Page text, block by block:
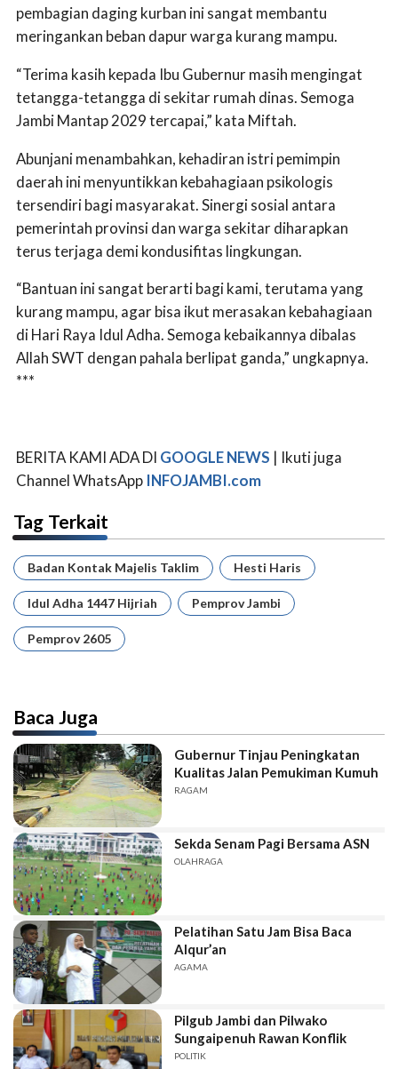
pembagian daging kurban ini sangat membantu
meringankan beban dapur warga kurang mampu.
“Terima kasih kepada Ibu Gubernur masih mengingat
tetangga-tetangga di sekitar rumah dinas. Semoga
Jambi Mantap 2029 tercapai,” kata Miftah.
Abunjani menambahkan, kehadiran istri pemimpin
daerah ini menyuntikkan kebahagiaan psikologis
tersendiri bagi masyarakat. Sinergi sosial antara
pemerintah provinsi dan warga sekitar diharapkan
terus terjaga demi kondusifitas lingkungan.
“Bantuan ini sangat berarti bagi kami, terutama yang
kurang mampu, agar bisa ikut merasakan kebahagiaan
di Hari Raya Idul Adha. Semoga kebaikannya dibalas
Allah SWT dengan pahala berlipat ganda,” ungkapnya.
***
BERITA KAMI ADA DI GOOGLE NEWS | Ikuti juga
Channel WhatsApp INFOJAMBI.com
Tag Terkait
Badan Kontak Majelis Taklim Hesti Haris
Idul Adha 1447 Hijriah Pemprov Jambi
Pemprov 2605
Baca Juga
Gubernur Tinjau Peningkatan
Kualitas Jalan Pemukiman Kumuh
RAGAM
Sekda Senam Pagi Bersama ASN
OLAHRAGA
Pelatihan Satu Jam Bisa Baca
Alqur’an
AGAMA
Pilgub Jambi dan Pilwako
Sungaipenuh Rawan Konflik
POLITIK